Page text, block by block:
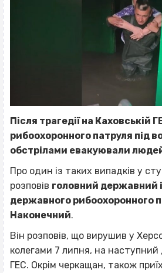
Після трагедії на Каховській
рибоохоронного патруля під
обстрілами евакуювали
Про один із таких випадків у
розповів головний державний
державного рибоохоронного
Наконечний.
Він розповів, що вирушив у
колегами 7 липня, на наступний
ГЕС. Окрім черкащан, також